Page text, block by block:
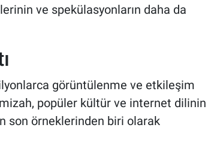
ve spekülasyonların daha da
görüntülenme ve etkileşim
popüler kültür ve internet dilinin
son örneklerinden biri olarak